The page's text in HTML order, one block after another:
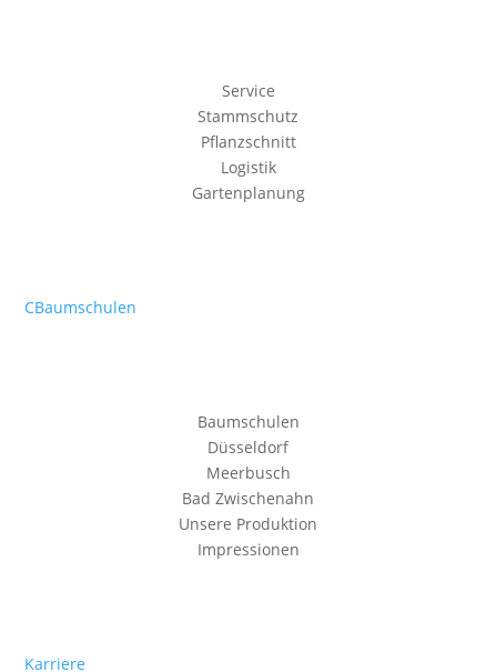
Service
Stammschutz
Pflanzschnitt
Logistik
Gartenplanung
CBaumschulen
Baumschulen
Düsseldorf
Meerbusch
Bad Zwischenahn
Unsere Produktion
Impressionen
Karriere